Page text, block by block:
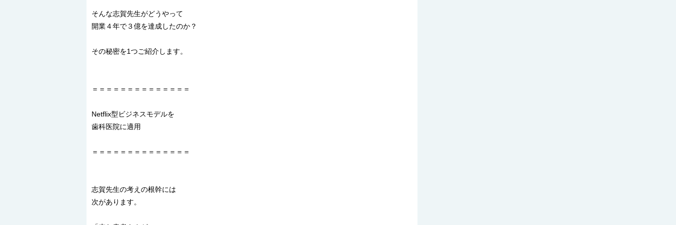
そんな志賀先生がどうやって
開業４年で３億を達成したのか？
その秘密を1つご紹介します。
＝＝＝＝＝＝＝＝＝＝＝＝＝＝
Netflix型ビジネスモデルを
歯科医院に適用
＝＝＝＝＝＝＝＝＝＝＝＝＝＝
志賀先生の考えの根幹には
次があります。